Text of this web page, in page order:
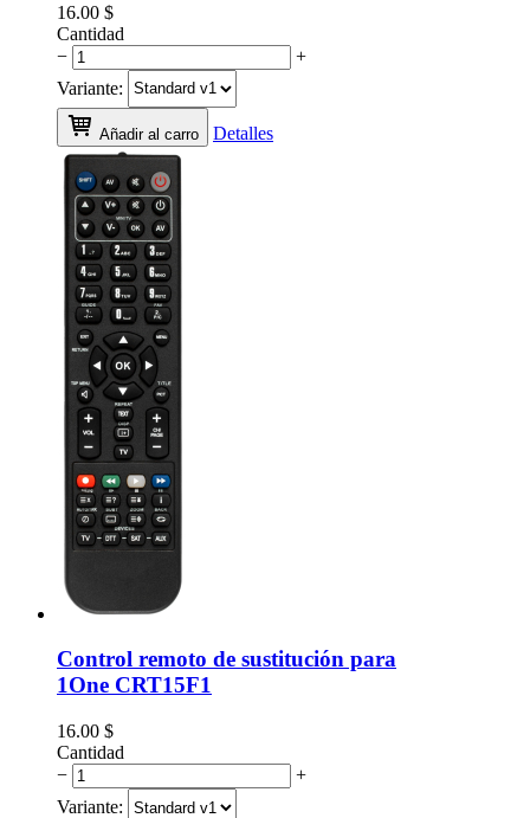
16.00 $
Cantidad
−
+
Variante:
Añadir al carro Detalles
Control remoto de sustitución para
1One CRT15F1
16.00 $
Cantidad
−
+
Variante: